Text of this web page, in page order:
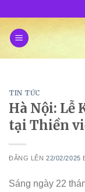
content
TIN TỨC
Hà Nội: Lễ
tại Thiền
ĐĂNG LÊN22/02/2025
Sáng ngày 22